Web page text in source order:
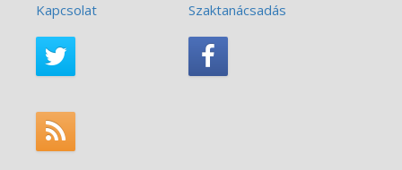
Kapcsolat
Szaktanácsadás